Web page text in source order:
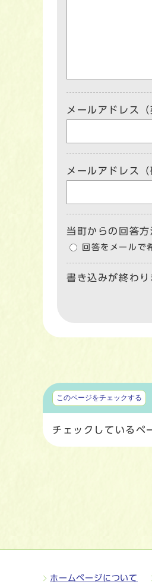
メールアドレス（
メールアドレス
当町からの回答方
回答をメールで
書き込みが終わ
マイページ
このページをチェックする
チェックしているペ
ホームページについて